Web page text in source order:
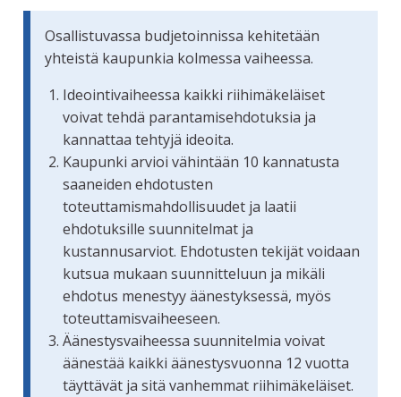
Osallistuvassa budjetoinnissa kehitetään
yhteistä kaupunkia kolmessa vaiheessa.
Ideointivaiheessa kaikki riihimäkeläiset
voivat tehdä parantamisehdotuksia ja
kannattaa tehtyjä ideoita.
Kaupunki arvioi vähintään 10 kannatusta
saaneiden ehdotusten
toteuttamismahdollisuudet ja laatii
ehdotuksille suunnitelmat ja
kustannusarviot. Ehdotusten tekijät voidaan
kutsua mukaan suunnitteluun ja mikäli
ehdotus menestyy äänestyksessä, myös
toteuttamisvaiheeseen.
Äänestysvaiheessa suunnitelmia voivat
äänestää kaikki äänestysvuonna 12 vuotta
täyttävät ja sitä vanhemmat riihimäkeläiset.